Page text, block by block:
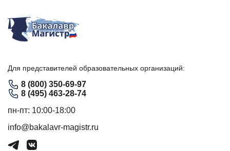
Для представителей образовательных организаций:
8 (800) 350-69-97
8 (495) 463-28-74
пн-пт: 10:00-18:00
info@bakalavr-magistr.ru